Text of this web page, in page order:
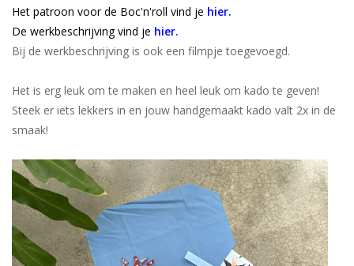
Het patroon voor de Boc'n'roll vind je hier.
De werkbeschrijving vind je hier.
Bij de werkbeschrijving is ook een filmpje toegevoegd.
Het is erg leuk om te maken en heel leuk om kado te geven!
Steek er iets lekkers in en jouw handgemaakt kado valt 2x in de
smaak!